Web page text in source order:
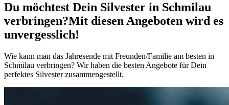
Du möchtest Dein Silvester in Schmilau
verbringen?Mit diesen Angeboten wird es
unvergesslich!
Wie kann man das Jahresende mit Freunden/Familie am besten in
Schmilau verbringen? Wir haben die besten Angebote für Dein
perfektes Silvester zusammengestellt.